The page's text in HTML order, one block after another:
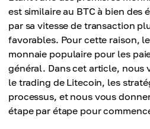
est similaire au BTC à bien des
par sa vitesse de transaction
favorables. Pour cette raison,
monnaie populaire pour les
général. Dans cet article, nous
le trading de Litecoin, les
processus, et nous vous
étape par étape pour